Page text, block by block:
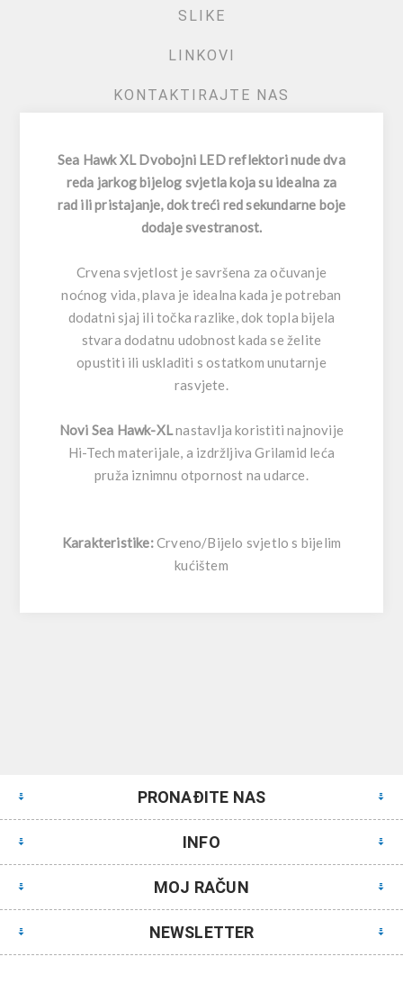
SLIKE
LINKOVI
KONTAKTIRAJTE NAS
Sea Hawk XL Dvobojni LED reflektori nude dva
reda jarkog bijelog svjetla koja su idealna za
rad ili pristajanje, dok treći red sekundarne boje
dodaje svestranost.
Crvena svjetlost je savršena za očuvanje
noćnog vida, plava je idealna kada je potreban
dodatni sjaj ili točka razlike, dok topla bijela
stvara dodatnu udobnost kada se želite
opustiti ili uskladiti s ostatkom unutarnje
rasvjete.
Novi Sea Hawk-XLnastavlja koristiti najnovije
Hi-Tech materijale, a izdržljiva Grilamid leća
pruža iznimnu otpornost na udarce.
Karakteristike:Crveno/Bijelo svjetlo s bijelim
kućištem
PRONAĐITE NAS
INFO
MOJ RAČUN
NEWSLETTER